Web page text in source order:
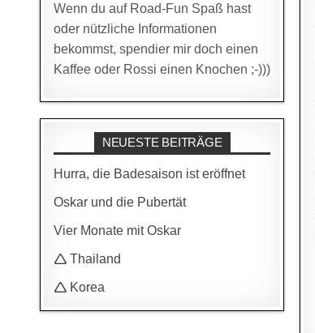
Wenn du auf Road-Fun Spaß hast
oder nützliche Informationen
bekommst, spendier mir doch einen
Kaffee oder Rossi einen Knochen ;-)))
NEUESTE BEITRÄGE
Hurra, die Badesaison ist eröffnet
Oskar und die Pubertät
Vier Monate mit Oskar
🛆 Thailand
🛆 Korea